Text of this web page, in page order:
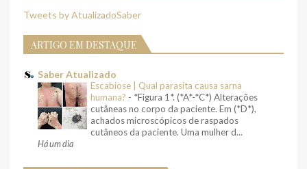
Tweets by AtualizadoSaber
ARTIGO EM DESTAQUE
Saber Atualizado
Escabiose | Qual parasita causa sarna
humana? - *Figura 1*. (*A*-*C*) Alterações
cutâneas no corpo da paciente. Em (*D*),
achados microscópicos de raspados
cutâneos da paciente. Uma mulher d...
Há um dia